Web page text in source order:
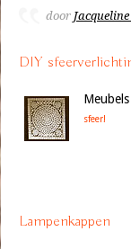
door
DIY
sfeer!
Lampenkappen